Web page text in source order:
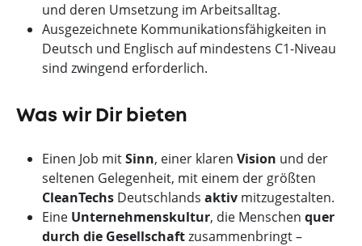
und deren Umsetzung im Arbeitsalltag.
Ausgezeichnete Kommunikationsfähigkeiten in
Deutsch und Englisch auf mindestens C1-Niveau
sind zwingend erforderlich.
Was wir Dir bieten
Einen Job mitSinn, einer klaren Vision und der
seltenen Gelegenheit, mit einem der größten
CleanTechs Deutschlands aktiv mitzugestalten.
Eine Unternehmenskultur, die Menschen quer
durch die Gesellschaftzusammenbringt –